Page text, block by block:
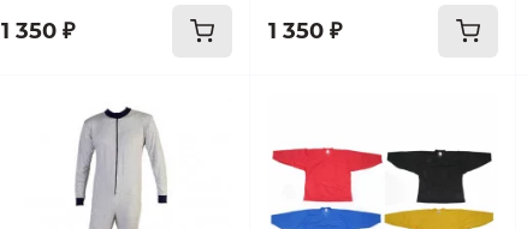
1 350 ₽ 1 350 ₽